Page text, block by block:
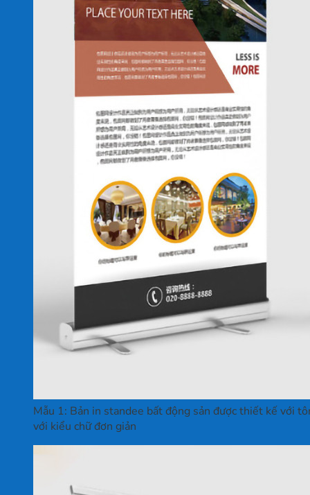
Mẫu 1: Bản in standee bất động sản được thiết kế với
với kiểu chữ đơn giản